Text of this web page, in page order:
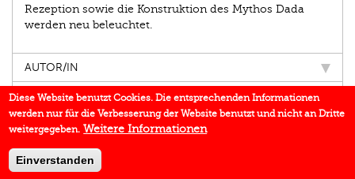
Rezeption sowie die Konstruktion des Mythos Dada
werden neu beleuchtet.
AUTOR/IN
EINBLICK
IN DEN MEDIEN
DOWNLOADS
Diese Website benutzt Cookies. Die entsprechenden Informationen
werden nur für die Verbesserung der Website benutzt und nicht an Dritte
weitergegeben. Weitere Informationen
Einverstanden